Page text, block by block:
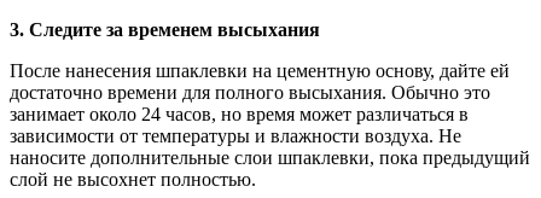
3. Следите за временем высыхания
После нанесения шпаклевки на цементную основу, дайте ей
достаточно времени для полного высыхания. Обычно это
занимает около 24 часов, но время может различаться в
зависимости от температуры и влажности воздуха. Не
наносите дополнительные слои шпаклевки, пока предыдущий
слой не высохнет полностью.